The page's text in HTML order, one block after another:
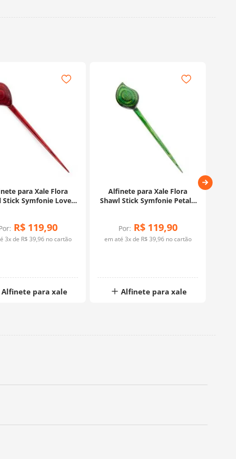
para Xale Flora
Stick Symfonie Love -
R$ 119,90
3x de R$ 39,96 no cartão
Alfinete para xale
Alfinete para Xale Flora
Shawl Stick Symfonie Petal -
Por: R$ 119,90
em até 3x de R$ 39,96no cartão
Alfinete para xale